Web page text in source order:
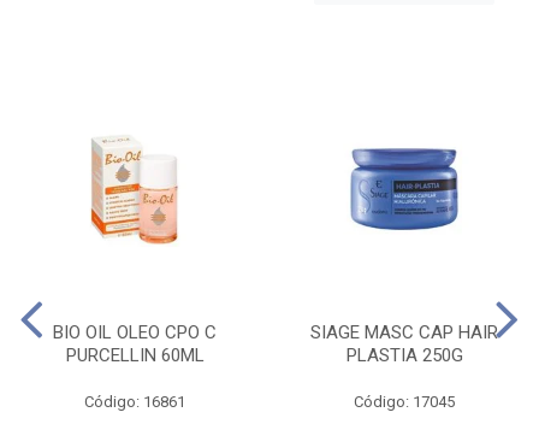
BIO OIL OLEO CPO C
PURCELLIN 60ML
Código: 16861
SIAGE MASC CAP HAIR
PLASTIA 250G
Código: 17045